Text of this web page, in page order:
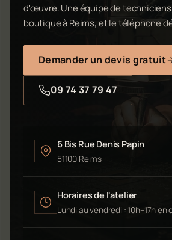
d'œuvre. Une équipe de
boutique à Reims, et le téléphone
Demander un devis gratuit
09 74 37 79 47
6 Bis Rue Denis Papin
51100 Reims
Horaires de l'atelier
Lundi au vendredi : 10h–17h en